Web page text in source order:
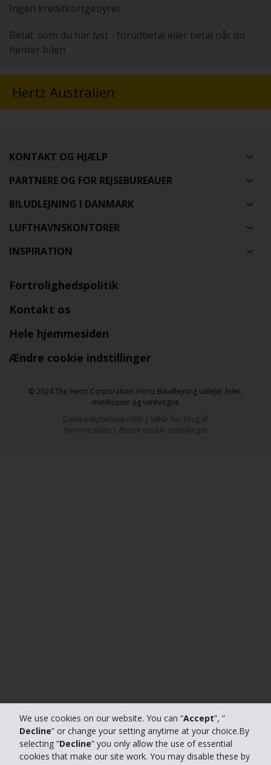
We use cookies on our website. You can “Accept”, “
Decline” or change your setting anytime at your choice.By
selecting “Decline” you only allow the use of essential
cookies that make our site work. You may disable these by
Ingen kreditkortgebyrer
Betal, som du har lyst - forudbetal eller betal når du
henter bilen
Hertz Australien
KONTAKT OG HJÆLP
PARTNERE OG FOR REJSEBUREAUER
BILUDLEJNING I DANMARK
LUFTHAVNSKONTORER
INSPIRATION
Fortrolighedspolitik
Kontakt os
Hele hjemmesiden
Ændre cookie indstillinger
© 2024 The Hertz Corporation. Hertz Biludlejning udlejer biler,
minibusser og varevogne
Databeskyttelsespolitik | Vilkår for brug af
hjemmesiden | Ændre cookie indstillinger